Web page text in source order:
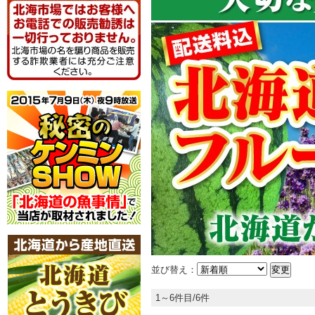
並び替え：
1～6件目/6件